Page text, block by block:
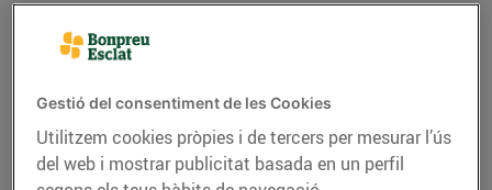
CONSELLS I HÀBITS SALUDABLES
Avui toca carn! Quina
compro i com la cuino?
30/de setembre/2023
Gestió del consentiment de les Cookies
Utilitzem cookies pròpies i de tercers per mesurar l’ús
del web i mostrar publicitat basada en un perfil